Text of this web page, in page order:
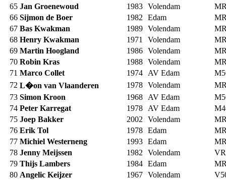
65 Jan Groenewoud 1983 Volendam
66 Sijmon de Boer 1982 Edam
67 Bas Kwakman 1989 Volendam
68 Henry Kwakman 1971 Volendam
69 Martin Hoogland 1986 Volendam
70 Robin Kras 1988 Volendam
71 Marco Collet 1974 AV Edam
72 L�on van Vlaanderen 1978 Volendam
73 Simon Kroon 1968 AV Edam
74 Peter Karregat 1978 AV Edam
75 Joep Bakker 2002 Volendam
76 Erik Tol 1978 Edam
77 Michiel Westerneng 1993 Edam
78 Jenny Meijssen 1982 Volendam
79 Thijs Lambers 1984 Edam
80 Angelic Keijzer 1967 Volendam